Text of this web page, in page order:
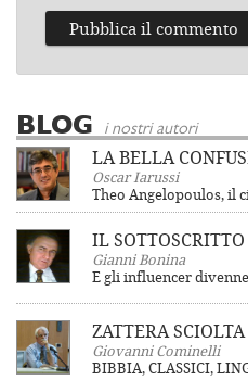
BLOG i nostri autori
LA BELLA
Oscar Iarussi
Theo Angelopoulos, il
IL SOTTOSCRITTO
Gianni Bonina
E gli influencer
ZATTERA SCIOLTA
Giovanni Cominelli
BIBBIA, CLASSICI,